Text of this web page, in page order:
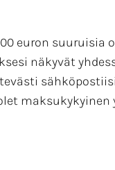
euron suuruisia
näkyvät
maksukykyinen